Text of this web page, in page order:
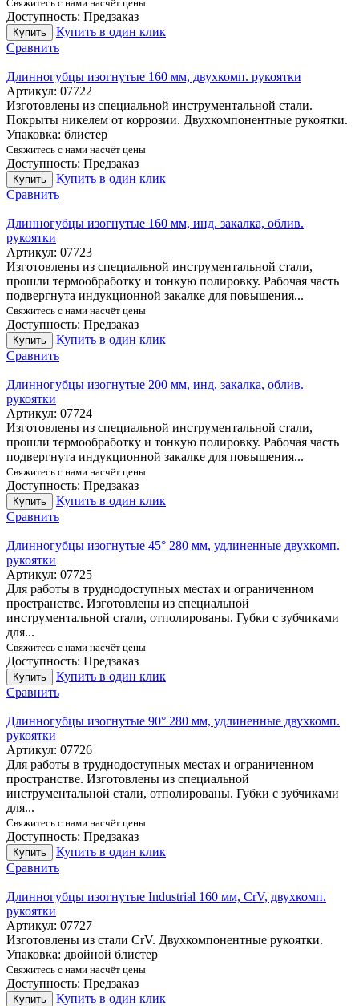
Свяжитесь с нами насчёт цены
Доступность: Предзаказ
Купить
Купить в один клик
Сравнить
Длинногубцы изогнутые 160 мм, двухкомп. рукоятки
Артикул: 07722
Изготовлены из специальной инструментальной стали.
Покрыты никелем от коррозии. Двухкомпонентные рукоятки.
Упаковка: блистер
Свяжитесь с нами насчёт цены
Доступность: Предзаказ
Купить
Купить в один клик
Сравнить
Длинногубцы изогнутые 160 мм, инд. закалка, облив.
рукоятки
Артикул: 07723
Изготовлены из специальной инструментальной стали,
прошли термообработку и тонкую полировку. Рабочая часть
подвергнута индукционной закалке для повышения...
Свяжитесь с нами насчёт цены
Доступность: Предзаказ
Купить
Купить в один клик
Сравнить
Длинногубцы изогнутые 200 мм, инд. закалка, облив.
рукоятки
Артикул: 07724
Изготовлены из специальной инструментальной стали,
прошли термообработку и тонкую полировку. Рабочая часть
подвергнута индукционной закалке для повышения...
Свяжитесь с нами насчёт цены
Доступность: Предзаказ
Купить
Купить в один клик
Сравнить
Длинногубцы изогнутые 45° 280 мм, удлиненные двухкомп.
рукоятки
Артикул: 07725
Для работы в труднодоступных местах и ограниченном
пространстве. Изготовлены из специальной
инструментальной стали, отполированы. Губки с зубчиками
для...
Свяжитесь с нами насчёт цены
Доступность: Предзаказ
Купить
Купить в один клик
Сравнить
Длинногубцы изогнутые 90° 280 мм, удлиненные двухкомп.
рукоятки
Артикул: 07726
Для работы в труднодоступных местах и ограниченном
пространстве. Изготовлены из специальной
инструментальной стали, отполированы. Губки с зубчиками
для...
Свяжитесь с нами насчёт цены
Доступность: Предзаказ
Купить
Купить в один клик
Сравнить
Длинногубцы изогнутые Industrial 160 мм, CrV, двухкомп.
рукоятки
Артикул: 07727
Изготовлены из стали CrV. Двухкомпонентные рукоятки.
Упаковка: двойной блистер
Свяжитесь с нами насчёт цены
Доступность: Предзаказ
Купить
Купить в один клик